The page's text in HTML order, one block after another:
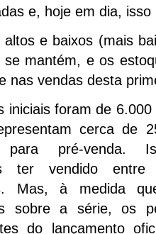
e, hoje em dia, isso
altos e baixos (mais
se mantém, e os
nas vendas desta
iniciais foram de
cerca de
para pré-venda.
ter vendido
Mas, à medida
sobre a série, os
do lançamento